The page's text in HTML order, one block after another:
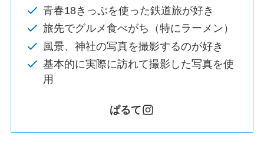
青春18きっぷを使った鉄道旅が好き
旅先でグルメ食べがち（特にラーメン）
風景、神社の写真を撮影するのが好き
基本的に実際に訪れて撮影した写真を使
用
ぱるて